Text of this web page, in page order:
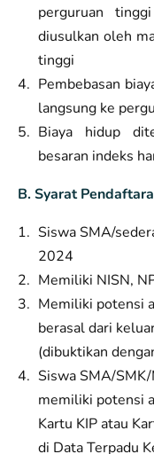
perguruan
diusulkan oleh
tinggi
Pembebasan
langsung ke
Biaya hidup
besaran indeks
B. Syarat
Siswa SMA/
2024
Memiliki NISN,
Memiliki potensi
berasal dari
(dibuktikan
Siswa SMA/
memiliki potensi
Kartu KIP atau
di Data Terpadu